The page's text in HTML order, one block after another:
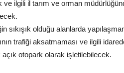
ilgili il tarım ve orman
sıkışık olduğu alanlarda
trafiği aksatmaması ve ilgili
otopark olarak işletilebilecek.